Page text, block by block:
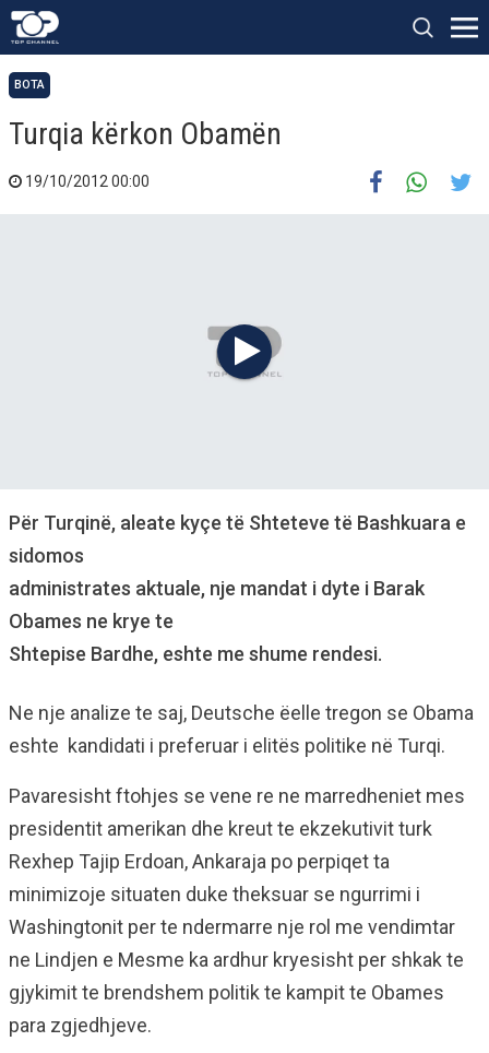
BOTA
Turqia kërkon Obamën
19/10/2012 00:00
Për Turqinë, aleate kyçe të Shteteve të Bashkuara e
sidomos
administrates aktuale, nje mandat i dyte i Barak
Obames ne krye te
Shtepise Bardhe, eshte me shume rendesi.
Ne nje analize te saj, Deutsche ëelle tregon se Obama
eshte kandidati i preferuar i elitës politike në Turqi.
Pavaresisht ftohjes se vene re ne marredheniet mes
presidentit amerikan dhe kreut te ekzekutivit turk
Rexhep Tajip Erdoan, Ankaraja po perpiqet ta
minimizoje situaten duke theksuar se ngurrimi i
Washingtonit per te ndermarre nje rol me vendimtar
ne Lindjen e Mesme ka ardhur kryesisht per shkak te
gjykimit te brendshem politik te kampit te Obames
para zgjedhjeve.